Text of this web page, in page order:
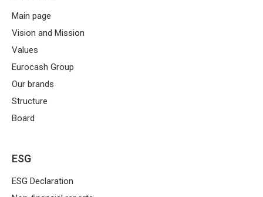
Main page
Vision and Mission
Values
Eurocash Group
Our brands
Structure
Board
ESG
ESG Declaration